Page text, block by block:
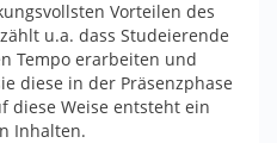
Vorteilen des
u.a. dass Studeierende
Tempo erarbeiten und
diese in der Präsenzphase
diese Weise entsteht ein
Inhalten.